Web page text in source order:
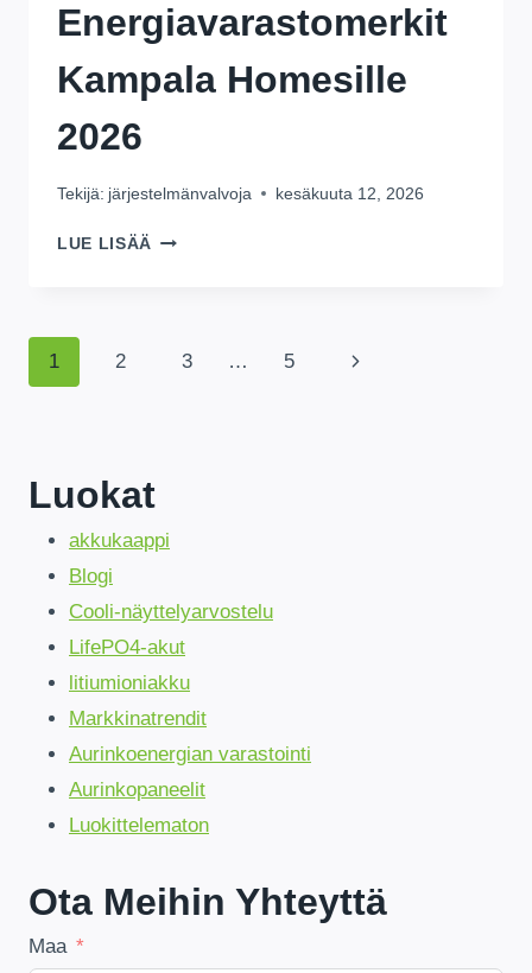
Energiavarastomerkit
Kampala Homesille
2026
Tekijä: järjestelmänvalvoja kesäkuuta 12, 2026
LUE LISÄÄ
HOMESILLE
Sivulla
1 2 3 … 5
Seuraava
Luokat
akkukaappi
Blogi
Cooli-näyttelyarvostelu
LifePO4-akut
litiumioniakku
Markkinatrendit
Aurinkoenergian varastointi
Aurinkopaneelit
Luokittelematon
Ota Meihin Yhteyttä
Maa